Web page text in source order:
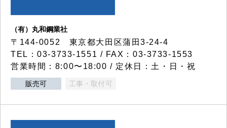
（有）丸和鋼業社
〒144-0052 東京都大田区蒲田3-24-4
TEL：03-3733-1551 / FAX：03-3733-1553
営業時間：8:00〜18:00 / 定休日：土・日・祝
販売可 工事・取付可